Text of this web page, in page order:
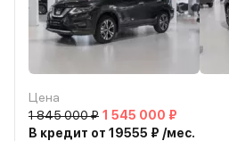
Цена
1 845 000 ₽ 1 545 000 ₽
В кредит от 19555 ₽ /мес.